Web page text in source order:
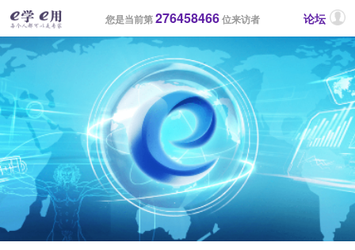
您是当前第276458466位来访者 论坛